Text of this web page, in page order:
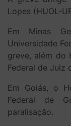
Lopes (HUOL-
Em Minas
Universidade
greve, além do
Federal de Juiz
Em Goiás, o
Federal de
paralisação.